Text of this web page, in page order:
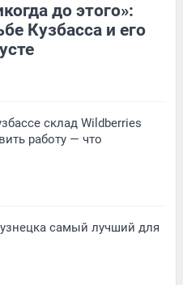
до этого»:
Кузбасса и его
склад Wildberries
работу — что
самый лучший для